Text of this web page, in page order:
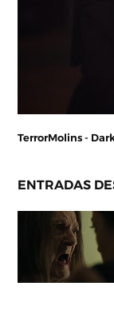
TerrorMolins -
ENTRADAS